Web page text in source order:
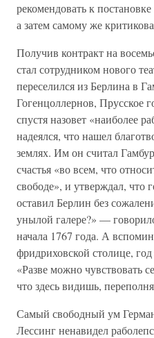
рекомендовать к
а затем самому же
Получив контракт на
стал сотрудником нового
переселился из Берлина в
Гогенцоллернов, Прусское
спустя назовет «наиболее
надеялся, что нашел
землях. Им он считал
счастья «во всем, что
свободе», и утверждал, что
оставил Берлин без
унылой галере?» —
начала 1767 года. А
фридриховской столице,
«Разве можно чувствовать
что здесь видишь,
Самый свободный ум
Лессинг ненавидел